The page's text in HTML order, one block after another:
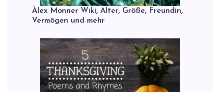
Àlex Monner Wiki, Alter, Größe, Freundin,
Vermögen und mehr